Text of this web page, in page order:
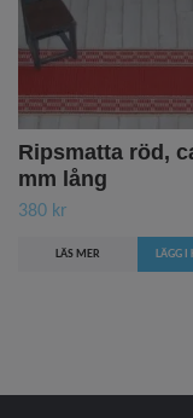
Ripsmatta röd,
mm lång
380 kr
LÄS MER